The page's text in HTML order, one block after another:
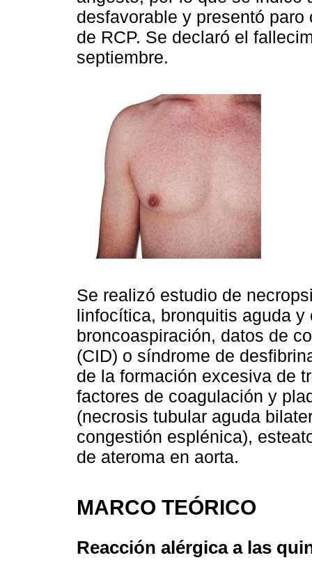
desfavorable y presentó
de RCP. Se declaró el
septiembre.
Se realizó estudio de
linfocítica, bronquitis aguda
broncoaspiración, datos de
(CID) o síndrome de
de la formación excesiva de
factores de coagulación y
(necrosis tubular aguda
congestión esplénica),
de ateroma en aorta.
MARCO TEÓRICO
Reacción alérgica a las